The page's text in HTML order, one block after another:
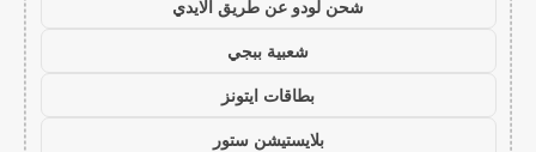
شحن لودو عن طريق الايدي
شعبية ببجي
بطاقات ايتونز
بلايستيشن ستور